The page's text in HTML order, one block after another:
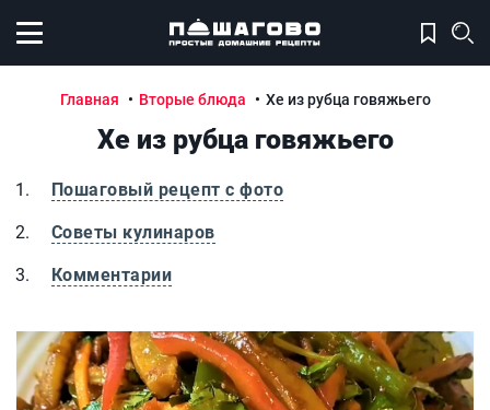
Открыть меню
Главная Вторые блюда Хе из рубца говяжьего
Хе из рубца говяжьего
Пошаговый рецепт с фото
Советы кулинаров
Комментарии
Хе из рубца говяжьего